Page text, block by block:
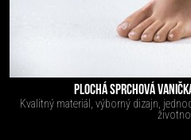
PLOCHÁ SPRCHOVÁ
Kvalitný materiál, výborný dizajn,